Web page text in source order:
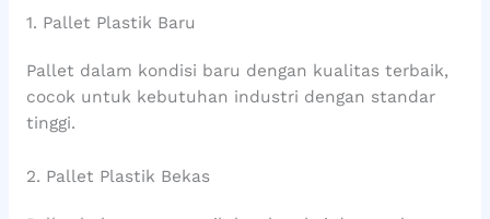
1. Pallet Plastik Baru
Pallet dalam kondisi baru dengan kualitas terbaik,
cocok untuk kebutuhan industri dengan standar
tinggi.
2. Pallet Plastik Bekas